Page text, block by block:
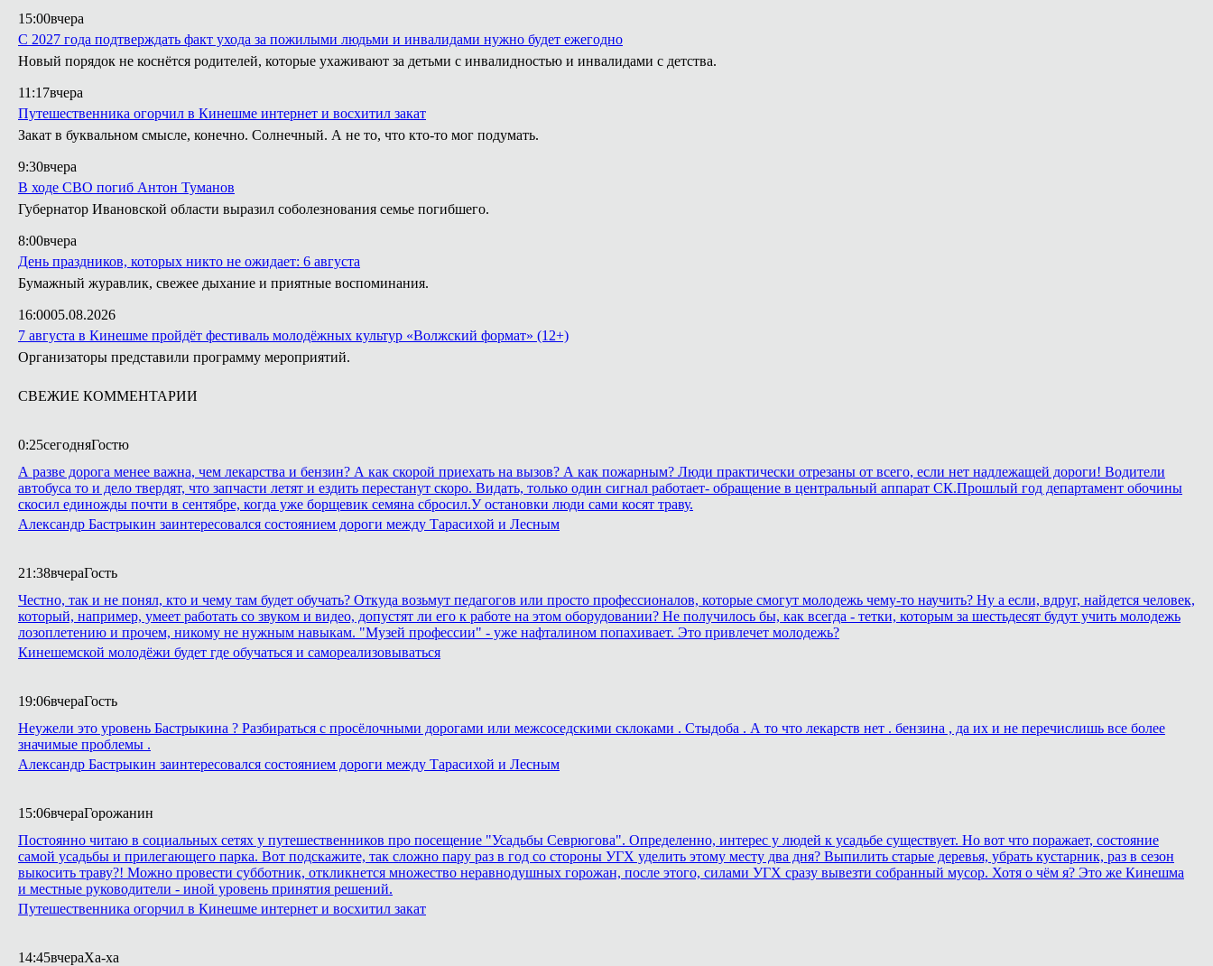
15:00вчера
С 2027 года подтверждать факт ухода за пожилыми людьми и инвалидами нужно будет ежегодно
Новый порядок не коснётся родителей, которые ухаживают за детьми с инвалидностью и инвалидами с детства.
11:17вчера
Путешественника огорчил в Кинешме интернет и восхитил закат
Закат в буквальном смысле, конечно. Солнечный. А не то, что кто-то мог подумать.
9:30вчера
В ходе СВО погиб Антон Туманов
Губернатор Ивановской области выразил соболезнования семье погибшего.
8:00вчера
День праздников, которых никто не ожидает: 6 августа
Бумажный журавлик, свежее дыхание и приятные воспоминания.
16:0005.08.2026
7 августа в Кинешме пройдёт фестиваль молодёжных культур «Волжский формат» (12+)
Организаторы представили программу мероприятий.
СВЕЖИЕ КОММЕНТАРИИ
0:25сегодняГостю
А разве дорога менее важна, чем лекарства и бензин? А как скорой приехать на вызов? А как пожарным? Люди практически отрезаны от всего, если нет надлежащей дороги! Водители
автобуса то и дело твердят, что запчасти летят и ездить перестанут скоро. Видать, только один сигнал работает- обращение в центральный аппарат СК.Прошлый год департамент обочины
скосил единожды почти в сентябре, когда уже борщевик семяна сбросил.У остановки люди сами косят траву.
Александр Бастрыкин заинтересовался состоянием дороги между Тарасихой и Лесным
21:38вчераГость
Честно, так и не понял, кто и чему там будет обучать? Откуда возьмут педагогов или просто профессионалов, которые смогут молодежь чему-то научить? Ну а если, вдруг, найдется человек,
который, например, умеет работать со звуком и видео, допустят ли его к работе на этом оборудовании? Не получилось бы, как всегда - тетки, которым за шестьдесят будут учить молодежь
лозоплетению и прочем, никому не нужным навыкам. "Музей профессии" - уже нафталином попахивает. Это привлечет молодежь?
Кинешемской молодёжи будет где обучаться и самореализовываться
19:06вчераГость
Неужели это уровень Бастрыкина ? Разбираться с просёлочными дорогами или межсоседскими склоками . Стыдоба . А то что лекарств нет . бензина , да их и не перечислишь все более
значимые проблемы .
Александр Бастрыкин заинтересовался состоянием дороги между Тарасихой и Лесным
15:06вчераГорожанин
Постоянно читаю в социальных сетях у путешественников про посещение "Усадьбы Севрюгова". Определенно, интерес у людей к усадьбе существует. Но вот что поражает, состояние
самой усадьбы и прилегающего парка. Вот подскажите, так сложно пару раз в год со стороны УГХ уделить этому месту два дня? Выпилить старые деревья, убрать кустарник, раз в сезон
выкосить траву?! Можно провести субботник, откликнется множество неравнодушных горожан, после этого, силами УГХ сразу вывезти собранный мусор. Хотя о чём я? Это же Кинешма
и местные руководители - иной уровень принятия решений.
Путешественника огорчил в Кинешме интернет и восхитил закат
14:45вчераХа-ха